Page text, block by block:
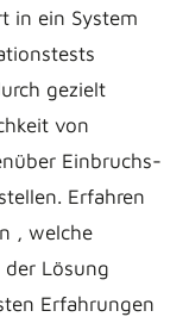
in ein System
gezielt
von
Einbruchs-
Erfahren
, welche
Lösung
Erfahrungen